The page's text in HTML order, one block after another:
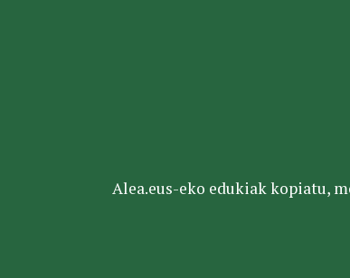
Alea.eus-eko edukiak kopiatu,